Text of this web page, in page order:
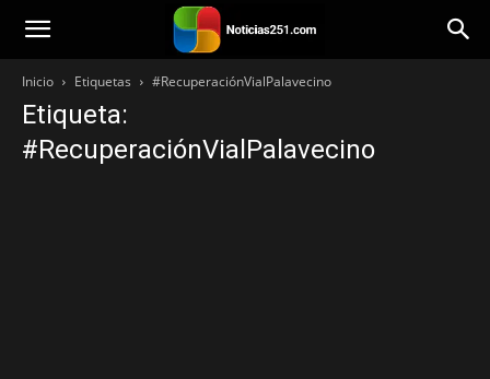
Noticias251
Inicio Etiquetas #RecuperaciónVialPalavecino
Etiqueta:
#RecuperaciónVialPalavecino